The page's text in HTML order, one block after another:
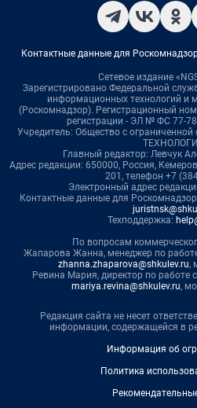
Контактные данные для
Сетевое издание
Зарегистрировано Федеральной
информационных технологий и
(Роскомнадзор). Регистрационный
регистрации - ЭЛ № ФС 77-
Учредитель: Общество с
Главный редактор: Левчук
Адрес редакции: 650000, Россия,
201, телефон +7
Электронный адрес
Контактные данные для
Техподдержка:
По вопросам
Жапарова Жанна, менеджер по
zhanna.zhaparova@shkulev.ru,
Ревина Мария, директор по работе
mariya.revina@shkulev.ru,
Редакция сайта не несет
информации, содержащейся в
Информация об
Политика